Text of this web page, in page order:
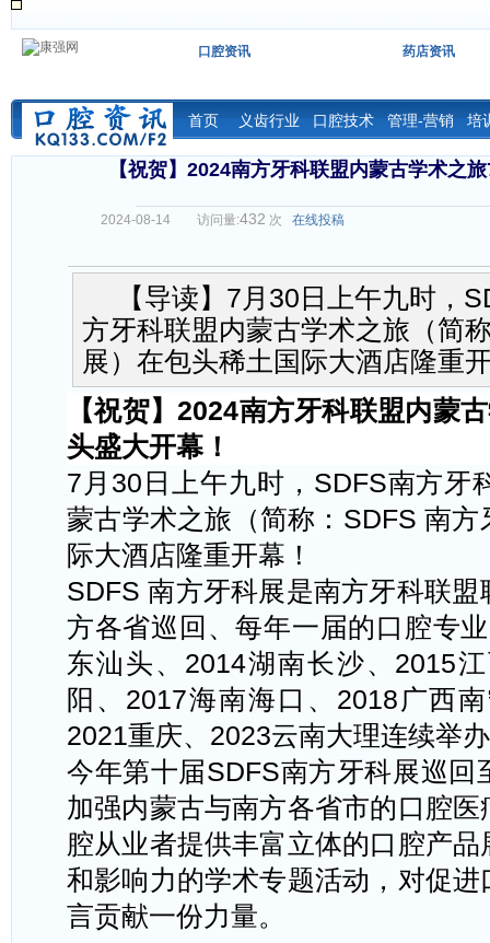
口腔资讯 药店资讯
首页 义齿行业 口腔技术 管理-营销 培
【祝贺】2024南方牙科联盟内蒙古学术之
2024-08-14 访问量:432 次 在线投稿
【导读】7月30日上午九时，
方牙科联盟内蒙古学术之旅（简
展）在包头稀土国际大酒店隆重
【祝贺】2024南方牙科联盟内蒙
头盛大开幕！
7月30日上午九时，SDFS南方牙
蒙古学术之旅（简称：SDFS 南
际大酒店隆重开幕！
SDFS 南方牙科展是南方牙科联
方各省巡回、每年一届的口腔专
东汕头、2014湖南长沙、2015
阳、2017海南海口、2018广西
2021重庆、2023云南大理连续举
今年第十届SDFS南方牙科展巡回
加强内蒙古与南方各省市的口腔
腔从业者提供丰富立体的口腔产
和影响力的学术专题活动，对促
言贡献一份力量。